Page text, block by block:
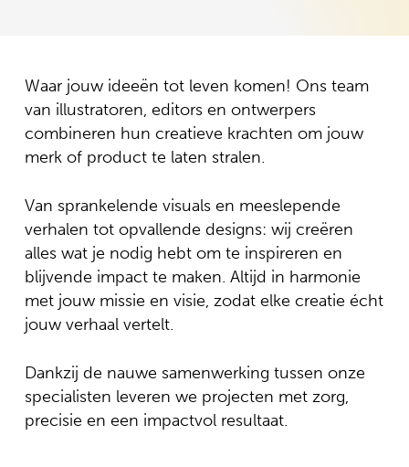
Waar jouw ideeën tot leven komen! Ons team
van illustratoren, editors en ontwerpers
combineren hun creatieve krachten om jouw
merk of product te laten stralen.
Van sprankelende visuals en meeslepende
verhalen tot opvallende designs: wij creëren
alles wat je nodig hebt om te inspireren en
blijvende impact te maken. Altijd in harmonie
met jouw missie en visie, zodat elke creatie écht
jouw verhaal vertelt.
Dankzij de nauwe samenwerking tussen onze
specialisten leveren we projecten met zorg,
precisie en een impactvol resultaat.